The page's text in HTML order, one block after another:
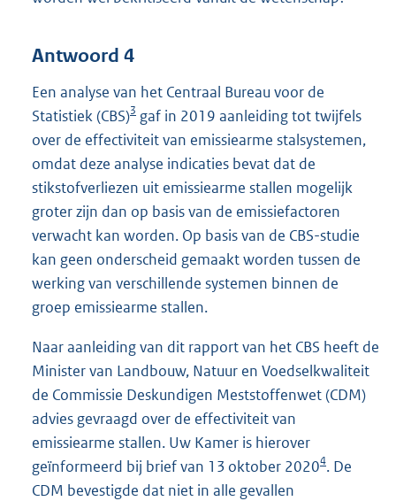
Antwoord 4
Een analyse van het Centraal Bureau voor de
Statistiek (CBS)3 gaf in 2019 aanleiding tot twijfels
over de effectiviteit van emissiearme stalsystemen,
omdat deze analyse indicaties bevat dat de
stikstofverliezen uit emissiearme stallen mogelijk
groter zijn dan op basis van de emissiefactoren
verwacht kan worden. Op basis van de CBS-studie
kan geen onderscheid gemaakt worden tussen de
werking van verschillende systemen binnen de
groep emissiearme stallen.
Naar aanleiding van dit rapport van het CBS heeft de
Minister van Landbouw, Natuur en Voedselkwaliteit
de Commissie Deskundigen Meststoffenwet (CDM)
advies gevraagd over de effectiviteit van
emissiearme stallen. Uw Kamer is hierover
geïnformeerd bij brief van 13 oktober 20204. De
CDM bevestigde dat niet in alle gevallen